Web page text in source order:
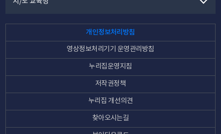
개인정보처리방침
영상정보처리기기 운영관리방침
누리집운영지침
저작권정책
누리집 개선의견
찾아오시는길